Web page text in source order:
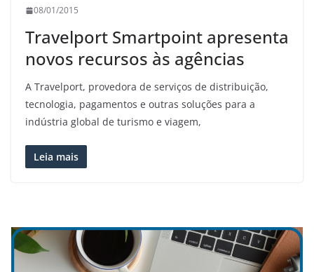
08/01/2015
Travelport Smartpoint apresenta
novos recursos às agências
A Travelport, provedora de serviços de distribuição,
tecnologia, pagamentos e outras soluções para a
indústria global de turismo e viagem,
Leia mais